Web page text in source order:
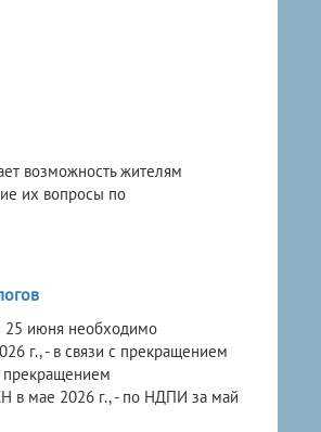
возможность жителям
их вопросы по
25 июня необходимо
г., - в связи с прекращением
прекращением
в мае 2026 г., - по НДПИ за май